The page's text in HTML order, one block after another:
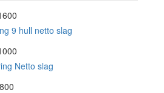
9 hull netto slag
Netto slag